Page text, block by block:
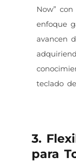
Now”
enfoque
avancen
teclado
3.
para